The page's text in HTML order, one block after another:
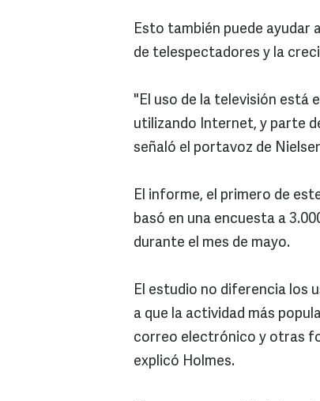
Esto también puede ayudar
de telespectadores y la
"El uso de la televisión está
utilizando Internet, y parte
señaló el portavoz de
El informe, el primero de
basó en una encuesta a
durante el mes de mayo.
El estudio no diferencia los
a que la actividad más
correo electrónico y otras
explicó Holmes.